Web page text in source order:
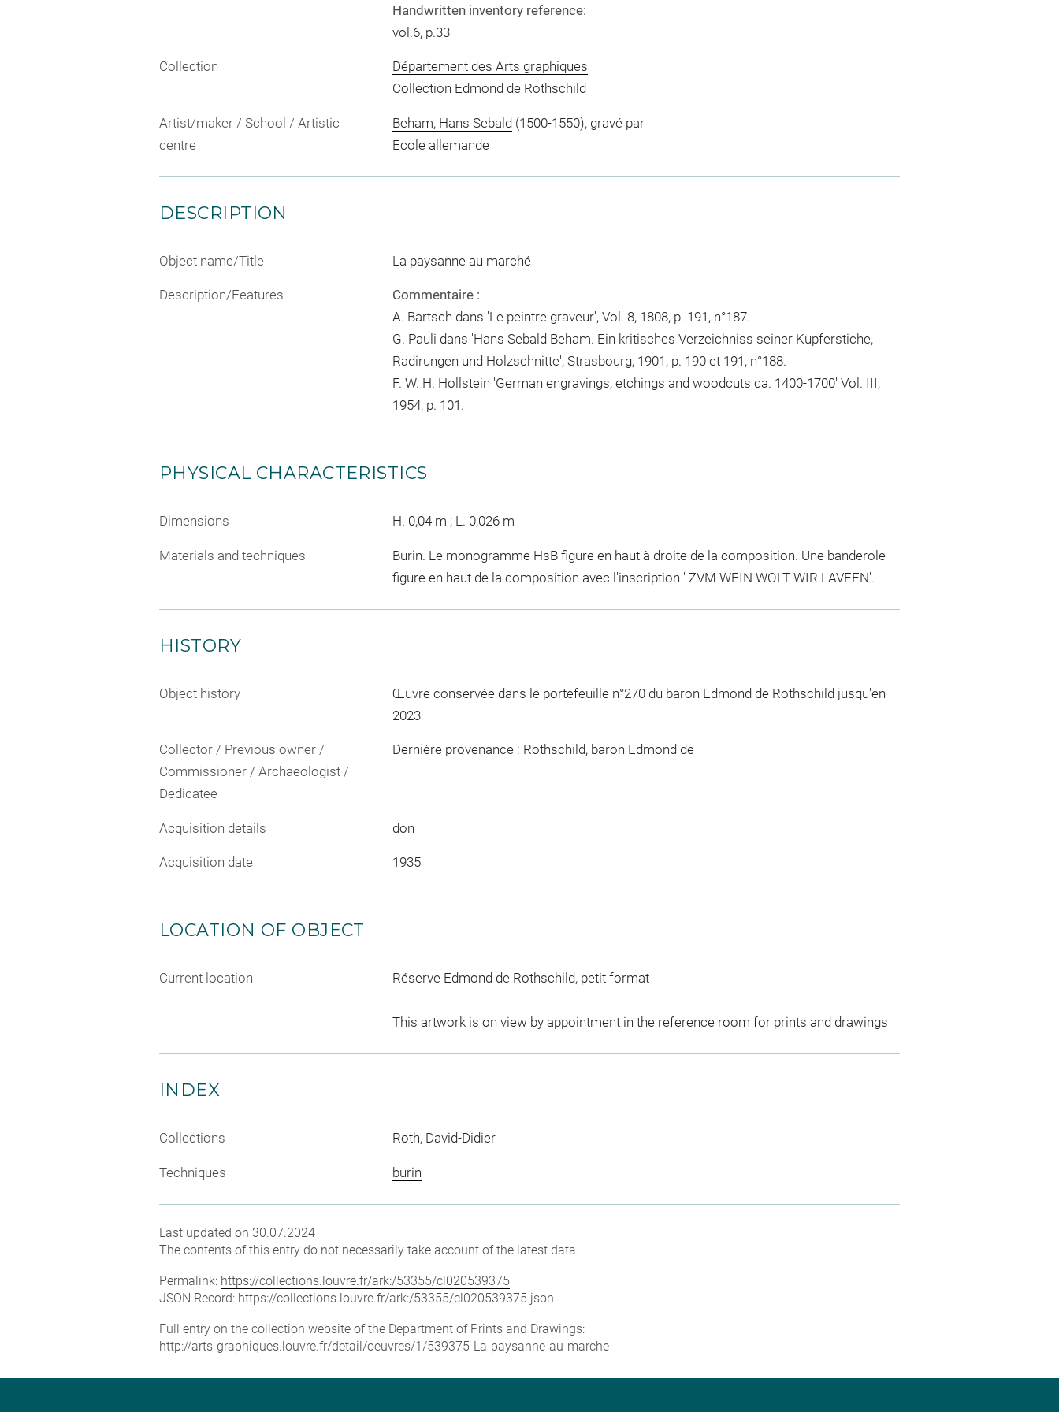
Handwritten inventory reference:
vol.6, p.33
Collection
Département des Arts graphiques
Collection Edmond de Rothschild
Artist/maker / School / Artistic
centre
Beham, Hans Sebald(1500-1550), gravé par
Ecole allemande
DESCRIPTION
Object name/Title La paysanne au marché
Description/Features
Commentaire :
A. Bartsch dans 'Le peintre graveur', Vol. 8, 1808, p. 191, n°187.
G. Pauli dans 'Hans Sebald Beham. Ein kritisches Verzeichniss seiner Kupferstiche,
Radirungen und Holzschnitte', Strasbourg, 1901, p. 190 et 191, n°188.
F. W. H. Hollstein 'German engravings, etchings and woodcuts ca. 1400-1700' Vol. III,
1954, p. 101.
PHYSICAL CHARACTERISTICS
Dimensions H. 0,04 m ; L. 0,026 m
Materials and techniques
Burin. Le monogramme HsB figure en haut à droite de la composition. Une banderole
figure en haut de la composition avec l'inscription ' ZVM WEIN WOLT WIR LAVFEN'.
HISTORY
Object history
Œuvre conservée dans le portefeuille n°270 du baron Edmond de Rothschild jusqu'en
2023
Collector / Previous owner /
Commissioner / Archaeologist /
Dedicatee
Dernière provenance : Rothschild, baron Edmond de
Acquisition details don
Acquisition date 1935
LOCATION OF OBJECT
Current location Réserve Edmond de Rothschild, petit format
This artwork is on view by appointment in the reference room for prints and drawings
INDEX
Collections Roth, David-Didier
Techniques burin
Last updated on 30.07.2024
The contents of this entry do not necessarily take account of the latest data.
Permalink: https://collections.louvre.fr/ark:/53355/cl020539375
JSON Record: https://collections.louvre.fr/ark:/53355/cl020539375.json
Full entry on the collection website of the Department of Prints and Drawings:
http://arts-graphiques.louvre.fr/detail/oeuvres/1/539375-La-paysanne-au-marche